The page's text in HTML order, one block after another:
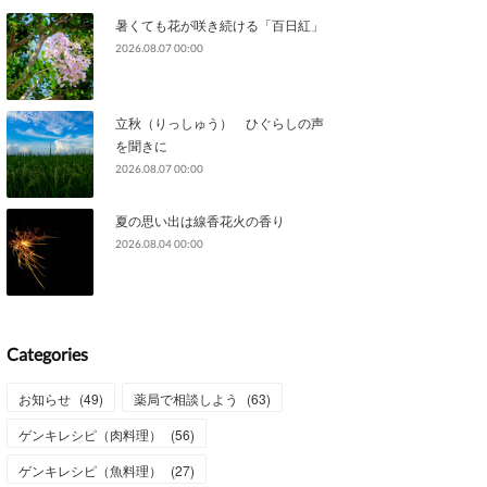
暑くても花が咲き続ける「百日紅」
2026.08.07 00:00
立秋（りっしゅう） ひぐらしの声
を聞きに
2026.08.07 00:00
夏の思い出は線香花火の香り
2026.08.04 00:00
Categories
お知らせ (49) 薬局で相談しよう (63)
ゲンキレシピ（肉料理）
(56)
ゲンキレシピ（魚料理）
(27)